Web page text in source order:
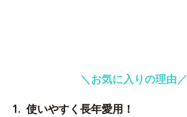
＼お気に入りの理由／
1. 使いやすく長年愛用！